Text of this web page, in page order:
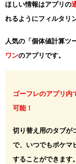
ほしい情報はアプリの
れるようにフィルタリ
人気の「個体値計算ツ
ワンのアプリです。
ゴーフレのアプリ内
可能！
切り替え用のタブが
で、いつでもポケマ
することができます。